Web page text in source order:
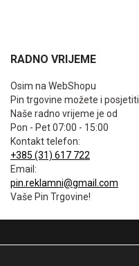
RADNO VRIJEME
Osim na WebShopu
Pin trgovine možete i posjetiti
Naše radno vrijeme je od
Pon - Pet 07:00 - 15:00
Kontakt telefon:
+385 (31) 617 722
Email:
pin.reklamni@gmail.com
Vaše Pin Trgovine!